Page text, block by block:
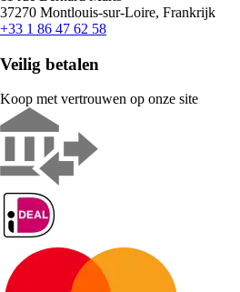
37270 Montlouis-sur-Loire, Frankrijk
+33 1 86 47 62 58
Veilig betalen
Koop met vertrouwen op onze site